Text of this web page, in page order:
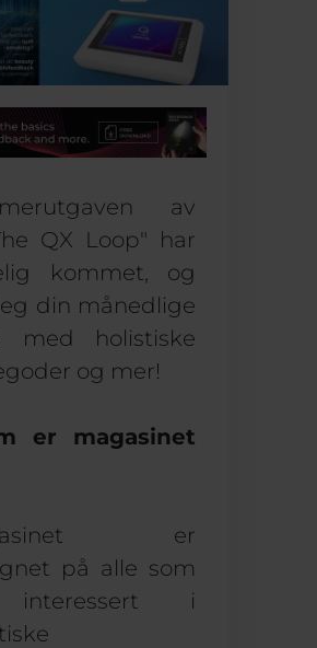
av
QX Loop" har
kommet, og
din månedlige
med holistiske
og mer!
er magasinet
er
på alle som
i